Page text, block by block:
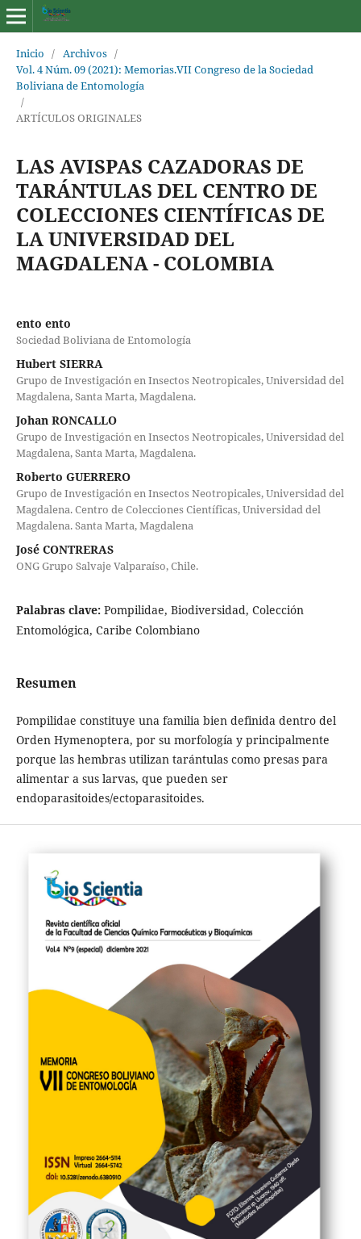
Inicio / Archivos /
Vol. 4 Núm. 09 (2021): Memorias.VII Congreso de la Sociedad
Boliviana de Entomología
/
ARTÍCULOS ORIGINALES
LAS AVISPAS CAZADORAS DE
TARÁNTULAS DEL CENTRO DE
COLECCIONES CIENTÍFICAS DE
LA UNIVERSIDAD DEL
MAGDALENA - COLOMBIA
ento ento
Sociedad Boliviana de Entomología
Hubert SIERRA
Grupo de Investigación en Insectos Neotropicales, Universidad del
Magdalena, Santa Marta, Magdalena.
Johan RONCALLO
Grupo de Investigación en Insectos Neotropicales, Universidad del
Magdalena, Santa Marta, Magdalena.
Roberto GUERRERO
Grupo de Investigación en Insectos Neotropicales, Universidad del
Magdalena. Centro de Colecciones Científicas, Universidad del
Magdalena. Santa Marta, Magdalena
José CONTRERAS
ONG Grupo Salvaje Valparaíso, Chile.
Palabras clave: Pompilidae, Biodiversidad, Colección
Entomológica, Caribe Colombiano
Resumen
Pompilidae constituye una familia bien definida dentro del
Orden Hymenoptera, por su morfología y principalmente
porque las hembras utilizan tarántulas como presas para
alimentar a sus larvas, que pueden ser
endoparasitoides/ectoparasitoides.